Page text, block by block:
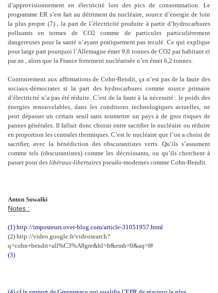
d’approvisionnement en électricité lors des pics de consommation. Le
programme ER s’est fait au détriment du nucléaire, source d’énergie de loin
la plus propre (7) , la part de l’électricité produite à partir d’hydrocarbures
polluants en termes de CO2 comme de particules particulièrement
dangereuses pour la santé n’ayant pratiquement pas reculé. Ce qui explique
pour large part pourquoi l’Allemagne émet 9,8 tonnes de CO2 par habitant et
par an , alors que la France fortement nucléarisée n’en émet 6,2 tonnes.
Contrairement aux affirmations de Cohn-Bendit, ça n’est pas de la faute des
sociaux-démocrates si la part des hydrocarbures comme source primaire
d’électricité n’a pas été réduite. C’est de la faute à la nécessité : le poids des
énergies renouvelables, dans les conditions technologiques actuelles, ne
peut dépasser un certain seuil sans soumettre un pays à de gros risques de
pannes générales. Il fallait donc choisir entre sacrifier le nucléaire ou réduire
en proportion les centrales thermiques. C’est le nucléaire que l’on a choisi de
sacrifier, avec la bénédiction des obscurantistes verts. Qu’ils s’assument
comme tels (obscurantistes) comme les décroissants, ou qu’ils cherchent à
passer pour des libéraux-libertaires pseudo-modernes comme Cohn-Bendit.
Anton Suwałki
Notes :
(1) http://imposteurs.over-blog.com/article-31051957.html
(2) http://video.google.fr/videosearch?
q=cohn+bendit+all%C3%A8gre&hl=fr&emb=0&aq=f#
(3)